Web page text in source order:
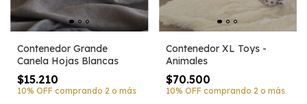
Contenedor Grande
Canela Hojas Blancas
$15.210
10% OFF comprando 2 o más
Contenedor XL Toys -
Animales
$70.500
10% OFF comprando 2 o más